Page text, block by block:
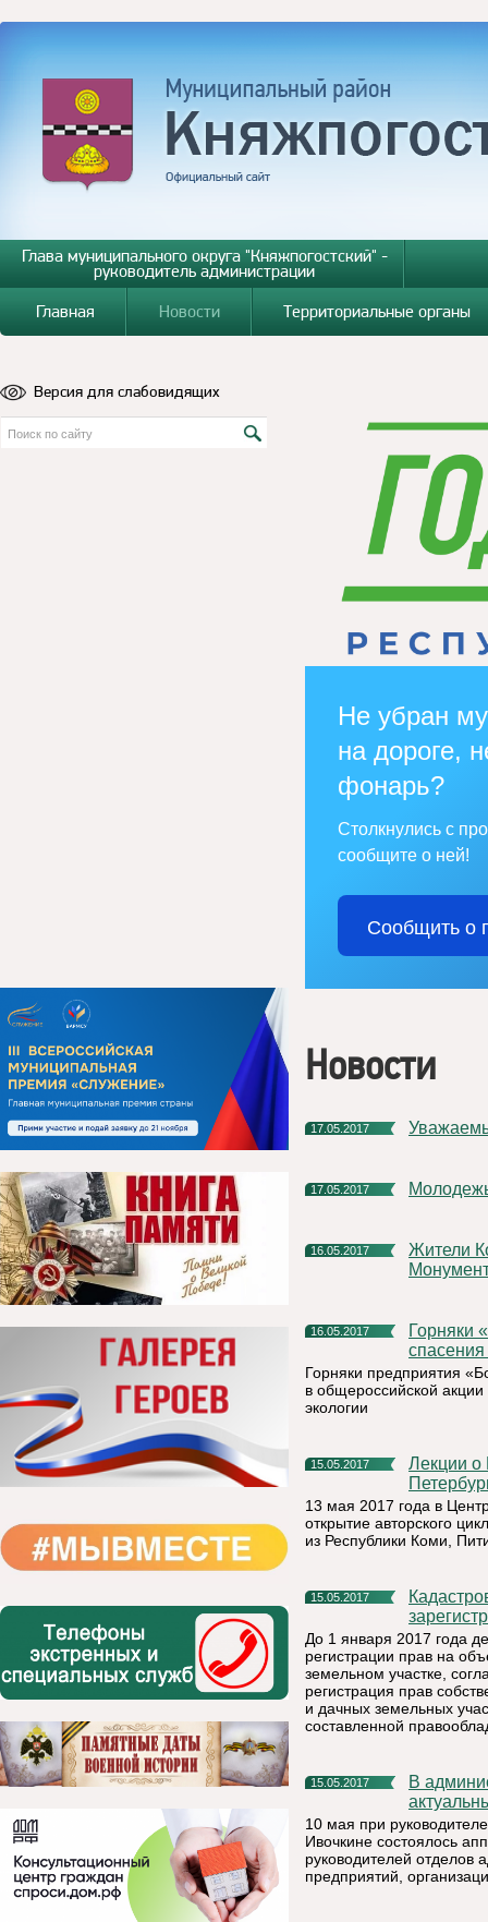
Глава муниципального округа "Княжпогостский" -
руководитель администрации
Главная
Новости Территориальные органы
Версия для слабовидящих
Не убран
на дороге,
фонарь?
Столкнулись с
сообщите о ней!
Сообщить о
Новости
17.05.2017
17.05.2017
16.05.2017
Жители Коми могут внести свою лепту в строительство
16.05.2017
Горняки «Боксита Тимана» сдали полтонны макулатуры для
Горняки предприятия
в общероссийской
экологии
15.05.2017
Лекции о Питириме Сорокине прочитают в Санкт-
13 мая 2017 года в
открытие авторского
из Республики Коми,
15.05.2017
Кадастровая палата информирует: жители Коми могут
До 1 января 2017 года
регистрации прав на
земельном участке,
регистрация прав
и дачных земельных
составленной
15.05.2017
В администрации района прошло аппаратное совещание по
10 мая при
Ивочкине состоялось
руководителей отделов
предприятий,